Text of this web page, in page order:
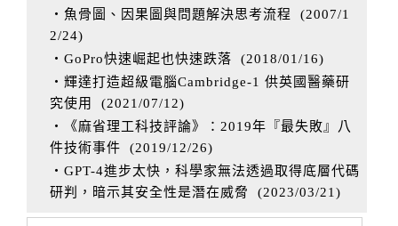
‧魚骨圖、因果圖與問題解決思考流程
(2007/1
2/24)
‧GoPro快速崛起也快速跌落 (2018/01/16)
‧輝達打造超級電腦Cambridge-1 供英國醫藥研
究使用
(2021/07/12)
‧《麻省理工科技評論》：2019年『最失敗』八
件技術事件 (2019/12/26)
‧GPT-4進步太快，科學家無法透過取得底層代碼
研判，暗示其安全性是潛在威脅
(2023/03/21 )